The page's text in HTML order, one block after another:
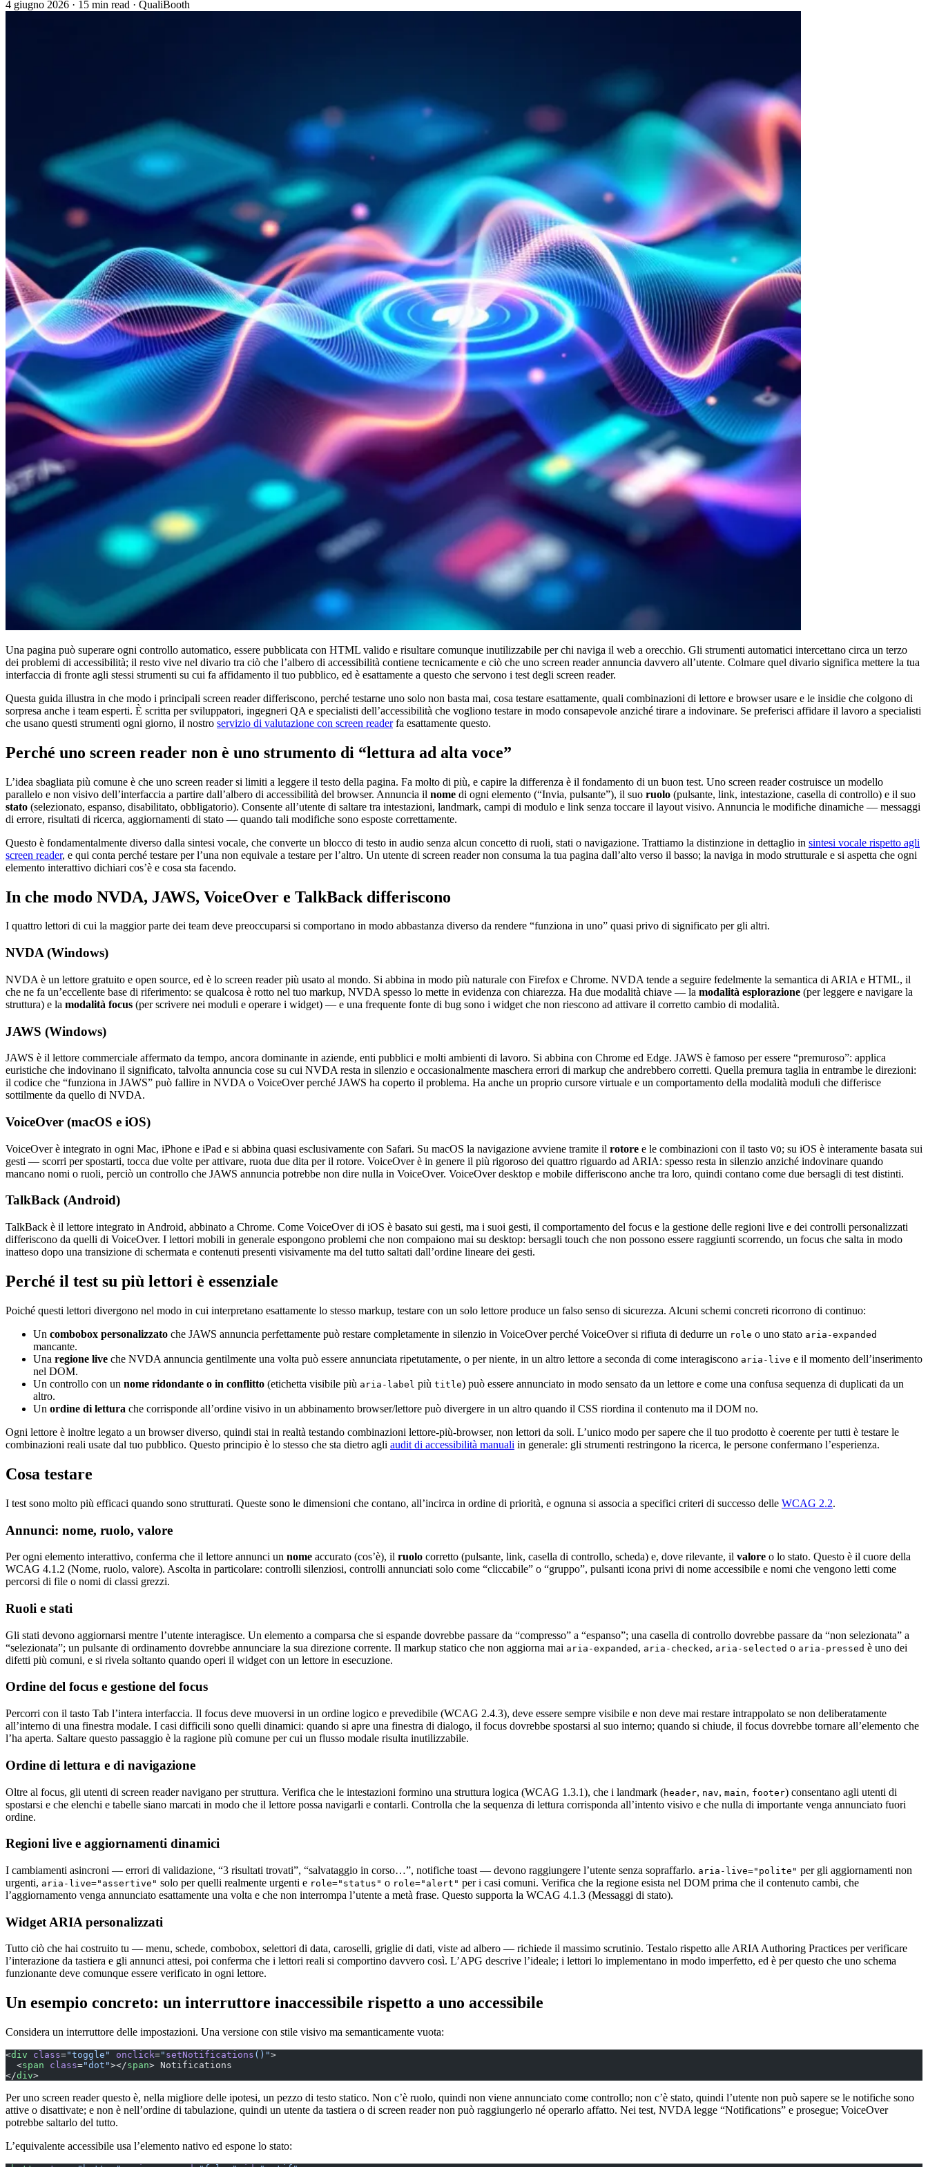
4 giugno 2026 · 15 min read · QualiBooth
Una pagina può superare ogni controllo automatico, essere pubblicata con HTML valido e risultare comunque inutilizzabile per chi naviga il web a orecchio. Gli strumenti automatici intercettano circa un terzo
dei problemi di accessibilità; il resto vive nel divario tra ciò che l’albero di accessibilità contiene tecnicamente e ciò che uno screen reader annuncia davvero all’utente. Colmare quel divario significa mettere la tua
interfaccia di fronte agli stessi strumenti su cui fa affidamento il tuo pubblico, ed è esattamente a questo che servono i test degli screen reader.
Questa guida illustra in che modo i principali screen reader differiscono, perché testarne uno solo non basta mai, cosa testare esattamente, quali combinazioni di lettore e browser usare e le insidie che colgono di
sorpresa anche i team esperti. È scritta per sviluppatori, ingegneri QA e specialisti dell’accessibilità che vogliono testare in modo consapevole anziché tirare a indovinare. Se preferisci affidare il lavoro a specialisti
che usano questi strumenti ogni giorno, il nostro servizio di valutazione con screen readerfa esattamente questo.
Perché uno screen reader non è uno strumento di “lettura ad alta voce”
L’idea sbagliata più comune è che uno screen reader si limiti a leggere il testo della pagina. Fa molto di più, e capire la differenza è il fondamento di un buon test. Uno screen reader costruisce un modello
parallelo e non visivo dell’interfaccia a partire dall’albero di accessibilità del browser. Annuncia il nome di ogni elemento (“Invia, pulsante”), il suo ruolo (pulsante, link, intestazione, casella di controllo) e il suo
stato (selezionato, espanso, disabilitato, obbligatorio). Consente all’utente di saltare tra intestazioni, landmark, campi di modulo e link senza toccare il layout visivo. Annuncia le modifiche dinamiche — messaggi
di errore, risultati di ricerca, aggiornamenti di stato — quando tali modifiche sono esposte correttamente.
Questo è fondamentalmente diverso dalla sintesi vocale, che converte un blocco di testo in audio senza alcun concetto di ruoli, stati o navigazione. Trattiamo la distinzione in dettaglio in sintesi vocale rispetto agli
screen reader, e qui conta perché testare per l’una non equivale a testare per l’altro. Un utente di screen reader non consuma la tua pagina dall’alto verso il basso; la naviga in modo strutturale e si aspetta che ogni
elemento interattivo dichiari cos’è e cosa sta facendo.
In che modo NVDA, JAWS, VoiceOver e TalkBack differiscono
I quattro lettori di cui la maggior parte dei team deve preoccuparsi si comportano in modo abbastanza diverso da rendere “funziona in uno” quasi privo di significato per gli altri.
NVDA (Windows)
NVDA è un lettore gratuito e open source, ed è lo screen reader più usato al mondo. Si abbina in modo più naturale con Firefox e Chrome. NVDA tende a seguire fedelmente la semantica di ARIA e HTML, il
che ne fa un’eccellente base di riferimento: se qualcosa è rotto nel tuo markup, NVDA spesso lo mette in evidenza con chiarezza. Ha due modalità chiave — la modalità esplorazione (per leggere e navigare la
struttura) e la modalità focus (per scrivere nei moduli e operare i widget) — e una frequente fonte di bug sono i widget che non riescono ad attivare il corretto cambio di modalità.
JAWS (Windows)
JAWS è il lettore commerciale affermato da tempo, ancora dominante in aziende, enti pubblici e molti ambienti di lavoro. Si abbina con Chrome ed Edge. JAWS è famoso per essere “premuroso”: applica
euristiche che indovinano il significato, talvolta annuncia cose su cui NVDA resta in silenzio e occasionalmente maschera errori di markup che andrebbero corretti. Quella premura taglia in entrambe le direzioni:
il codice che “funziona in JAWS” può fallire in NVDA o VoiceOver perché JAWS ha coperto il problema. Ha anche un proprio cursore virtuale e un comportamento della modalità moduli che differisce
sottilmente da quello di NVDA.
VoiceOver (macOS e iOS)
VoiceOver è integrato in ogni Mac, iPhone e iPad e si abbina quasi esclusivamente con Safari. Su macOS la navigazione avviene tramite il rotore e le combinazioni con il tasto VO; su iOS è interamente basata sui
gesti — scorri per spostarti, tocca due volte per attivare, ruota due dita per il rotore. VoiceOver è in genere il più rigoroso dei quattro riguardo ad ARIA: spesso resta in silenzio anziché indovinare quando
mancano nomi o ruoli, perciò un controllo che JAWS annuncia potrebbe non dire nulla in VoiceOver. VoiceOver desktop e mobile differiscono anche tra loro, quindi contano come due bersagli di test distinti.
TalkBack (Android)
TalkBack è il lettore integrato in Android, abbinato a Chrome. Come VoiceOver di iOS è basato sui gesti, ma i suoi gesti, il comportamento del focus e la gestione delle regioni live e dei controlli personalizzati
differiscono da quelli di VoiceOver. I lettori mobili in generale espongono problemi che non compaiono mai su desktop: bersagli touch che non possono essere raggiunti scorrendo, un focus che salta in modo
inatteso dopo una transizione di schermata e contenuti presenti visivamente ma del tutto saltati dall’ordine lineare dei gesti.
Perché il test su più lettori è essenziale
Poiché questi lettori divergono nel modo in cui interpretano esattamente lo stesso markup, testare con un solo lettore produce un falso senso di sicurezza. Alcuni schemi concreti ricorrono di continuo:
Un combobox personalizzato che JAWS annuncia perfettamente può restare completamente in silenzio in VoiceOver perché VoiceOver si rifiuta di dedurre un role o uno stato aria-expanded
mancante.
Una regione live che NVDA annuncia gentilmente una volta può essere annunciata ripetutamente, o per niente, in un altro lettore a seconda di come interagiscono aria-live e il momento dell’inserimento
nel DOM.
Un controllo con un nome ridondante o in conflitto (etichetta visibile più aria-label più title) può essere annunciato in modo sensato da un lettore e come una confusa sequenza di duplicati da un
altro.
Un ordine di lettura che corrisponde all’ordine visivo in un abbinamento browser/lettore può divergere in un altro quando il CSS riordina il contenuto ma il DOM no.
Ogni lettore è inoltre legato a un browser diverso, quindi stai in realtà testando combinazioni lettore-più-browser, non lettori da soli. L’unico modo per sapere che il tuo prodotto è coerente per tutti è testare le
combinazioni reali usate dal tuo pubblico. Questo principio è lo stesso che sta dietro agli audit di accessibilità manuali in generale: gli strumenti restringono la ricerca, le persone confermano l’esperienza.
Cosa testare
I test sono molto più efficaci quando sono strutturati. Queste sono le dimensioni che contano, all’incirca in ordine di priorità, e ognuna si associa a specifici criteri di successo delle WCAG 2.2.
Annunci: nome, ruolo, valore
Per ogni elemento interattivo, conferma che il lettore annunci un nome accurato (cos’è), il ruolo corretto (pulsante, link, casella di controllo, scheda) e, dove rilevante, il valore o lo stato. Questo è il cuore della
WCAG 4.1.2 (Nome, ruolo, valore). Ascolta in particolare: controlli silenziosi, controlli annunciati solo come “cliccabile” o “gruppo”, pulsanti icona privi di nome accessibile e nomi che vengono letti come
percorsi di file o nomi di classi grezzi.
Ruoli e stati
Gli stati devono aggiornarsi mentre l’utente interagisce. Un elemento a comparsa che si espande dovrebbe passare da “compresso” a “espanso”; una casella di controllo dovrebbe passare da “non selezionata” a
“selezionata”; un pulsante di ordinamento dovrebbe annunciare la sua direzione corrente. Il markup statico che non aggiorna mai aria-expanded , aria-checked , aria-selected o aria-pressed è uno dei
difetti più comuni, e si rivela soltanto quando operi il widget con un lettore in esecuzione.
Ordine del focus e gestione del focus
Percorri con il tasto Tab l’intera interfaccia. Il focus deve muoversi in un ordine logico e prevedibile (WCAG 2.4.3), deve essere sempre visibile e non deve mai restare intrappolato se non deliberatamente
all’interno di una finestra modale. I casi difficili sono quelli dinamici: quando si apre una finestra di dialogo, il focus dovrebbe spostarsi al suo interno; quando si chiude, il focus dovrebbe tornare all’elemento che
l’ha aperta. Saltare questo passaggio è la ragione più comune per cui un flusso modale risulta inutilizzabile.
Ordine di lettura e di navigazione
Oltre al focus, gli utenti di screen reader navigano per struttura. Verifica che le intestazioni formino una struttura logica (WCAG 1.3.1), che i landmark (header, nav, main, footer) consentano agli utenti di
spostarsi e che elenchi e tabelle siano marcati in modo che il lettore possa navigarli e contarli. Controlla che la sequenza di lettura corrisponda all’intento visivo e che nulla di importante venga annunciato fuori
ordine.
Regioni live e aggiornamenti dinamici
I cambiamenti asincroni — errori di validazione, “3 risultati trovati”, “salvataggio in corso…”, notifiche toast — devono raggiungere l’utente senza sopraffarlo. aria-live="polite" per gli aggiornamenti non
urgenti, aria-live="assertive" solo per quelli realmente urgenti e role="status" o role="alert" per i casi comuni. Verifica che la regione esista nel DOM prima che il contenuto cambi, che
l’aggiornamento venga annunciato esattamente una volta e che non interrompa l’utente a metà frase. Questo supporta la WCAG 4.1.3 (Messaggi di stato).
Widget ARIA personalizzati
Tutto ciò che hai costruito tu — menu, schede, combobox, selettori di data, caroselli, griglie di dati, viste ad albero — richiede il massimo scrutinio. Testalo rispetto alle ARIA Authoring Practices per verificare
l’interazione da tastiera e gli annunci attesi, poi conferma che i lettori reali si comportino davvero così. L’APG descrive l’ideale; i lettori lo implementano in modo imperfetto, ed è per questo che uno schema
funzionante deve comunque essere verificato in ogni lettore.
Un esempio concreto: un interruttore inaccessibile rispetto a uno accessibile
Considera un interruttore delle impostazioni. Una versione con stile visivo ma semanticamente vuota:
<div class="toggle" onclick=" setNotifications ()">
  <
span class="dot"></span> Notifications
</div>
Per uno screen reader questo è, nella migliore delle ipotesi, un pezzo di testo statico. Non c’è ruolo, quindi non viene annunciato come controllo; non c’è stato, quindi l’utente non può sapere se le notifiche sono
attive o disattivate; e non è nell’ordine di tabulazione, quindi un utente da tastiera o di screen reader non può raggiungerlo né operarlo affatto. Nei test, NVDA legge “Notifications” e prosegue; VoiceOver
potrebbe saltarlo del tutto.
L’equivalente accessibile usa l’elemento nativo ed espone lo stato: